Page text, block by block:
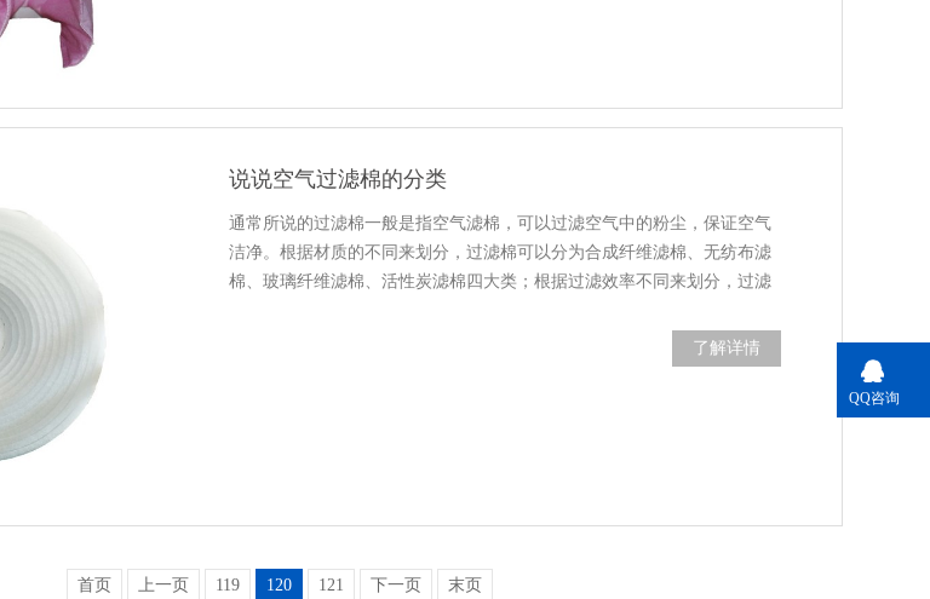
说说空气过滤棉的分类
通常所说的过滤棉一般是指空气滤棉，可以过滤空气中的粉尘，保证空气
洁净。根据材质的不同来划分，过滤棉可以分为合成纤维滤棉、无纺布滤
棉、玻璃纤维滤棉、活性炭滤棉四大类；根据过滤效率不同来划分，过滤
了解详情
首页 上一页 119 120 121 下一页 末页
QQ咨询